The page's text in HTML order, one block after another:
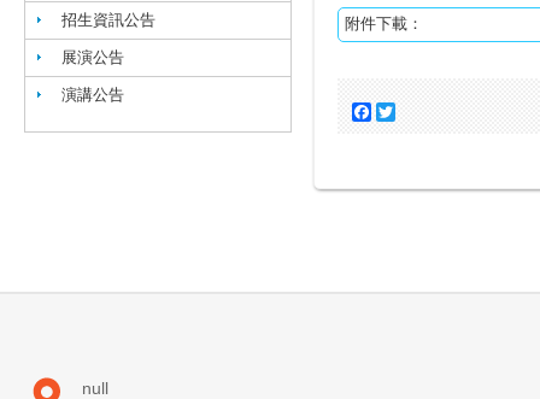
招生資訊公告
展演公告
演講公告
附件下載：
Facebook
null